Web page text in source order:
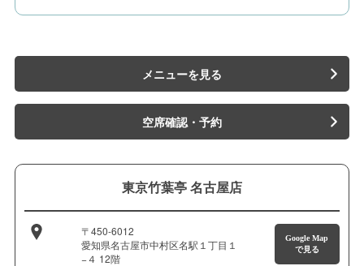
メニューを見る
空席確認・予約
東京竹葉亭 名古屋店
〒450-6012
愛知県名古屋市中村区名駅１丁目１
−４ 12階
Google Map
で見る